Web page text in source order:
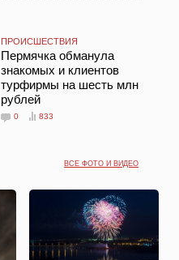
ПРОИСШЕСТВИЯ
Пермячка обманула
знакомых и клиентов
турфирмы на шесть млн
рублей
0 833
ВСЕ ФОТО И ВИДЕО